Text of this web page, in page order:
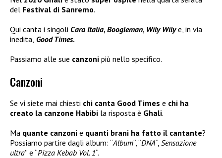
del Festival di Sanremo.
Qui canta i singoli Cara Italia,Boogleman, Wily Wilye, in via
inedita, Good Times.
Passiamo alle sue canzoni più nello specifico.
Canzoni
Se vi siete mai chiesti chi canta Good Times e chi ha
creato la canzone Habibi la risposta è Ghali.
Ma quante canzoni e quanti brani ha fatto il cantante?
Possiamo partire dagli album: “Album“, “DNA“, Sensazione
ultra” e “Pizza Kebab Vol. 1“.